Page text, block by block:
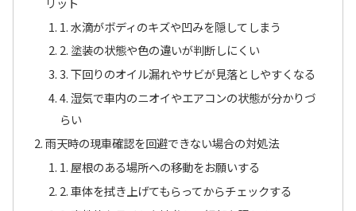
1. 水滴がボディのキズや凹みを隠してしまう
2. 塗装の状態や色の違いが判断しにくい
3. 下回りのオイル漏れやサビが見落としやすくなる
4. 湿気で車内のニオイやエアコンの状態が分かりづ
らい
雨天時の現車確認を回避できない場合の対処法
1. 屋根のある場所への移動をお願いする
2. 車体を拭き上げてもらってからチェックする